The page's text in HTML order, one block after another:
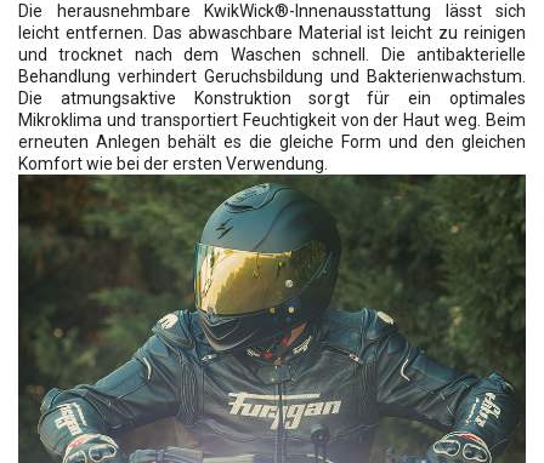
Die herausnehmbare KwikWick®-Innenausstattung lässt sich
leicht entfernen. Das abwaschbare Material ist leicht zu reinigen
und trocknet nach dem Waschen schnell. Die antibakterielle
Behandlung verhindert Geruchsbildung und Bakterienwachstum.
Die atmungsaktive Konstruktion sorgt für ein optimales
Mikroklima und transportiert Feuchtigkeit von der Haut weg. Beim
erneuten Anlegen behält es die gleiche Form und den gleichen
Komfort wie bei der ersten Verwendung.